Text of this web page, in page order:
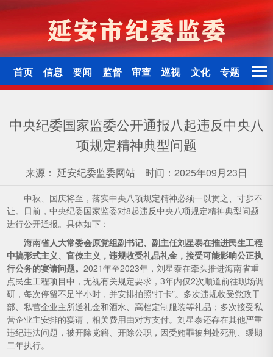
首页 信息 要闻 监督 审查 巡视 文化 专题
中央纪委国家监委公开通报八起违反中央八
项规定精神典型问题
来源： 延安纪委监委网站 时间：2025年09月23日
中秋、国庆将至，落实中央八项规定精神必须一以贯之、寸步不
让。日前，中央纪委国家监委对8起违反中央八项规定精神典型问题
进行公开通报。具体如下：
海南省人大常委会原党组副书记、副主任刘星泰在推进民生工程
中搞形式主义、官僚主义，违规收受礼品礼金，接受可能影响公正执
行公务的宴请问题。2021年至2023年，刘星泰在牵头推进海南省重
点民生工程项目中，无视有关规定要求，3年内仅2次顺道前往现场调
研，每次停留不足半小时，并安排拍照“打卡”。多次违规收受党政干
部、私营企业主所送礼金和酒水、高档定制服装等礼品；多次接受私
营企业主安排的宴请，相关费用由对方支付。刘星泰还存在其他严重
违纪违法问题，被开除党籍、开除公职，因受贿罪被判处死刑、缓期
二年执行。